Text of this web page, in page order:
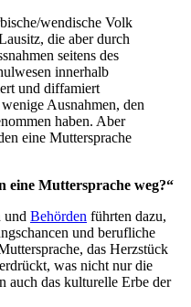
wendische Volk
die aber durch
seitens des
innerhalb
und diffamiert
Ausnahmen, den
haben. Aber
eine Muttersprache
eine Muttersprache weg?“
und Behörden führten dazu,
und berufliche
das Herzstück
was nicht nur die
auch das kulturelle Erbe der